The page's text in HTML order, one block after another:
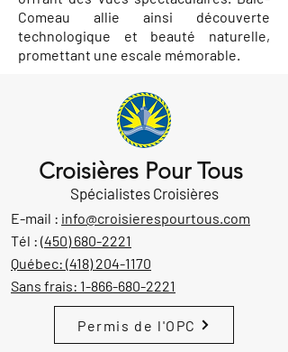
Comeau allie ainsi découverte
technologique et beauté naturelle,
promettant une escale mémorable.
Croisières Pour Tous
Spécialistes Croisières
E-mail : info@croisierespourtous.com
Tél : (450) 680-2221
Québec: (418) 204-1170
Sans frais: 1-866-680-2221
Permis de l'OPC